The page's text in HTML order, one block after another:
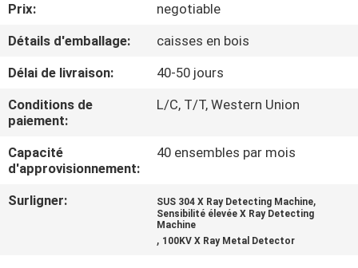
CONTRÔLE
DE
QUALITÉ
CONTACTEZ-
NOUS
NOUVELLES
Prix:
negotiable
Détails d'emballage:
caisses en bois
Délai de livraison:
40-50 jours
Conditions de
paiement:
L/C, T/T, Western Union
Capacité
d'approvisionnement:
40 ensembles par mois
Surligner: SUS 304 X Ray Detecting Machine,
Sensibilité élevée X Ray Detecting
Machine
, 100KV X Ray Metal Detector